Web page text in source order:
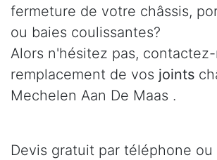
fermeture de votre châssis,
ou baies coulissantes?
Alors n'hésitez pas,
remplacement de vos joints
Mechelen Aan De Maas .
Devis gratuit par téléphone ou